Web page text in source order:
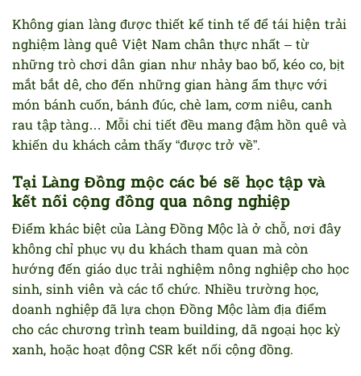
Không gian làng được thiết kế tinh tế để tái hiện trải
nghiệm làng quê Việt Nam chân thực nhất – từ
những trò chơi dân gian như nhảy bao bố, kéo co, bịt
mắt bắt dê, cho đến những gian hàng ẩm thực với
món bánh cuốn, bánh đúc, chè lam, cơm niêu, canh
rau tập tàng… Mỗi chi tiết đều mang đậm hồn quê và
khiến du khách cảm thấy “được trở về”.
Tại Làng Đồng mộc các bé sẽ học tập và
kết nối cộng đồng qua nông nghiệp
Điểm khác biệt của Làng Đồng Mộc là ở chỗ, nơi đây
không chỉ phục vụ du khách tham quan mà còn
hướng đến giáo dục trải nghiệm nông nghiệp cho học
sinh, sinh viên và các tổ chức. Nhiều trường học,
doanh nghiệp đã lựa chọn Đồng Mộc làm địa điểm
cho các chương trình team building, dã ngoại học kỳ
xanh, hoặc hoạt động CSR kết nối cộng đồng.